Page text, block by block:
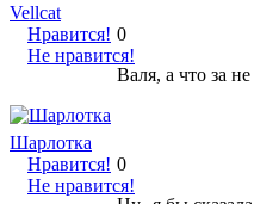
Vellcat
Нравится!
Не нравится!
0
Валя, а что за
Шарлотка
Нравится!
Не нравится!
0